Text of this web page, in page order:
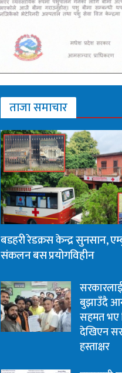
ताजा समाचार
बडहरी रेडक्रस केन्द्र सुनसान,
संकलन बस प्रयोगविहीन
बुझाउँदै
सहमत भए
देखिएन
हस्ताक्षर